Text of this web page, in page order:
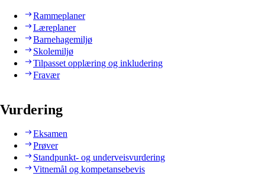
Rammeplaner
Læreplaner
Barnehagemiljø
Skolemiljø
Tilpasset opplæring og inkludering
Fravær
Vurdering
Eksamen
Prøver
Standpunkt- og underveisvurdering
Vitnemål og kompetansebevis